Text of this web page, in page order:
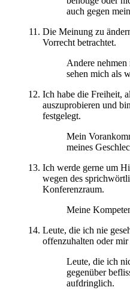
auch gegen
Die Meinung zu
Vorrecht betrachtet.
Andere
sehen mich als
Ich habe die Freiheit,
auszuprobieren und
festgelegt.
Mein
meines
Ich werde gerne um
wegen des
Konferenzraum.
Meine
Leute, die ich nie
offenzuhalten oder
Leute, die ich
gegenüber
aufdringlich.